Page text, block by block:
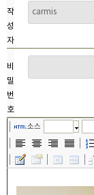
작
성
자
비
밀
번
호
소스